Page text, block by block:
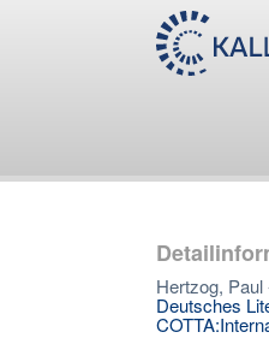
Hertzog,
Deutsches